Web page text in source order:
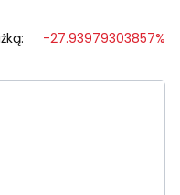
-27.93979303857%